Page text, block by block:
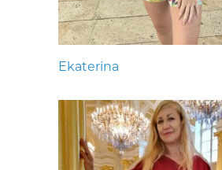
Ekaterina